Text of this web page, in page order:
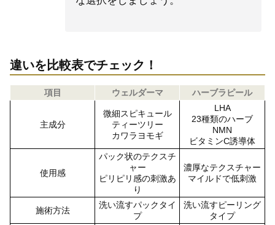
違いを比較表でチェック！
項目 ウェルダーマ ハーブラピール
主成分
微細スピキュール
ティーツリー
カワラヨモギ
LHA
23種類のハーブ
NMN
ビタミンC誘導体
使用感
パック状のテクスチ
ャー
ピリピリ感の刺激あ
り
濃厚なテクスチャー
マイルドで低刺激
施術方法
洗い流すパックタイ
プ
洗い流すピーリング
タイプ